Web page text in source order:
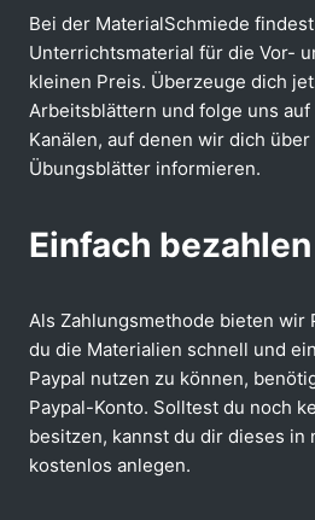
Bei der MaterialSchmiede
Unterrichtsmaterial für die Vor-
kleinen Preis. Überzeuge dich
Arbeitsblättern und folge uns
Kanälen, auf denen wir dich
Übungsblätter informieren.
Einfach bezahlen
Als Zahlungsmethode bieten wir
du die Materialien schnell und
Paypal nutzen zu können,
Paypal-Konto. Solltest du noch
besitzen, kannst du dir dieses in
kostenlos anlegen.